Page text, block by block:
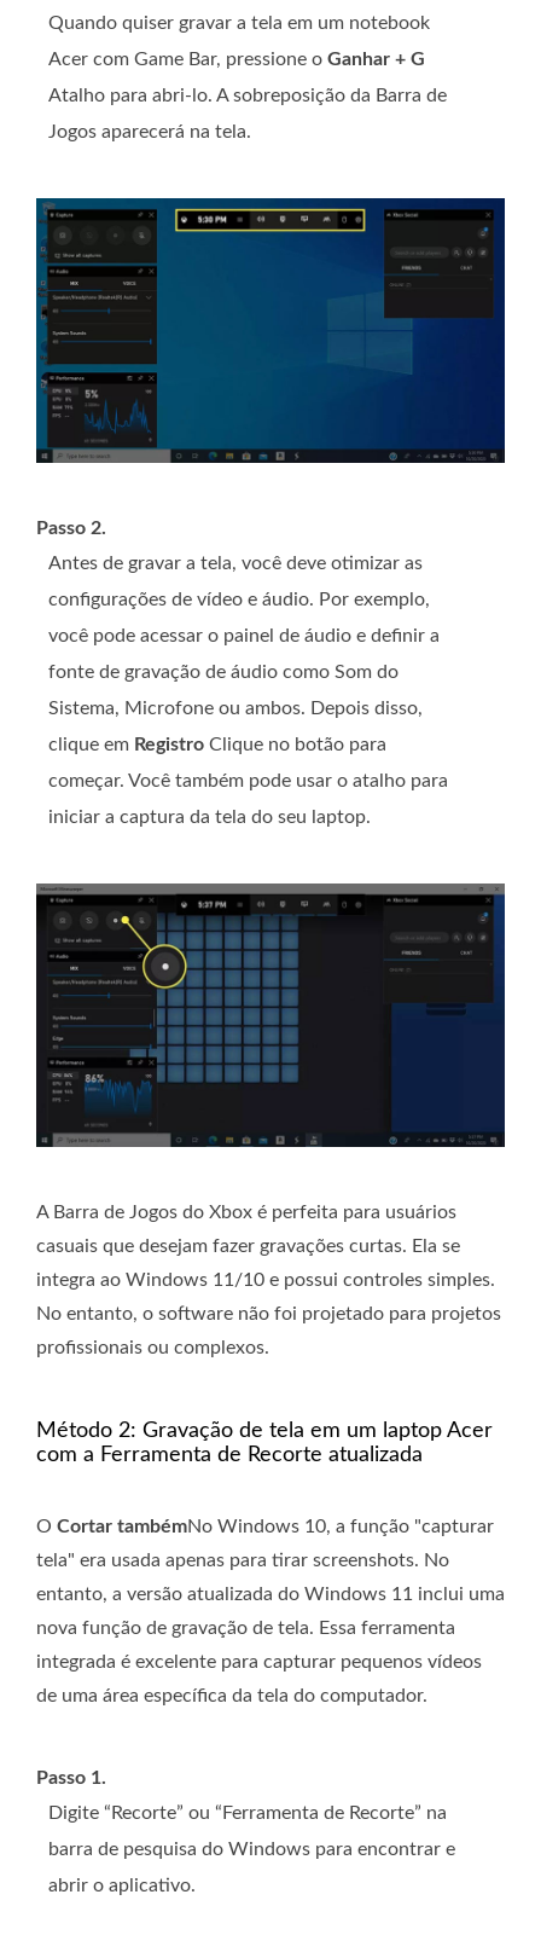
Quando quiser gravar a tela em um notebook
Acer com Game Bar, pressione o Ganhar + G
Atalho para abri-lo. A sobreposição da Barra de
Jogos aparecerá na tela.
Passo 2.
Antes de gravar a tela, você deve otimizar as
configurações de vídeo e áudio. Por exemplo,
você pode acessar o painel de áudio e definir a
fonte de gravação de áudio como Som do
Sistema, Microfone ou ambos. Depois disso,
clique em Registro Clique no botão para
começar. Você também pode usar o atalho para
iniciar a captura da tela do seu laptop.
A Barra de Jogos do Xbox é perfeita para usuários
casuais que desejam fazer gravações curtas. Ela se
integra ao Windows 11/10 e possui controles simples.
No entanto, o software não foi projetado para projetos
profissionais ou complexos.
Método 2: Gravação de tela em um laptop Acer
com a Ferramenta de Recorte atualizada
O Cortar tambémNo Windows 10, a função "capturar
tela" era usada apenas para tirar screenshots. No
entanto, a versão atualizada do Windows 11 inclui uma
nova função de gravação de tela. Essa ferramenta
integrada é excelente para capturar pequenos vídeos
de uma área específica da tela do computador.
Passo 1.
Digite “Recorte” ou “Ferramenta de Recorte” na
barra de pesquisa do Windows para encontrar e
abrir o aplicativo.